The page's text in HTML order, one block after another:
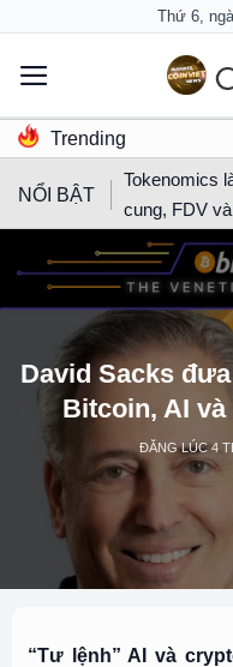
content
Thứ 6,
Trending
NỔI BẬT
Tokenomics
cung, FDV
David Sacks
Bitcoin, AI
ĐĂNG LÚC4
“Tư lệnh” AI và